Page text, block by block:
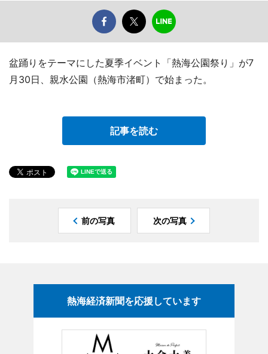
盆踊りをテーマにした夏季イベント「熱海公園祭り」が7
月30日、親水公園（熱海市渚町）で始まった。
記事を読む
前の写真 次の写真
熱海経済新聞を応援しています